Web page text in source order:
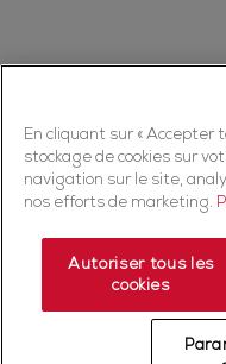
Copyright © 2026 Ducros
réservés
Politique de confidentialité
Plan du
Fiche produit
En cliquant sur « Accepter
stockage de cookies sur
navigation sur le site,
nos efforts de marketing.
Autoriser tous les
cookies